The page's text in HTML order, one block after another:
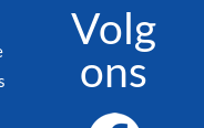
Volg
ons